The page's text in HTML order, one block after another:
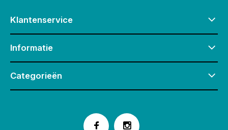
Klantenservice
Informatie
Categorieën